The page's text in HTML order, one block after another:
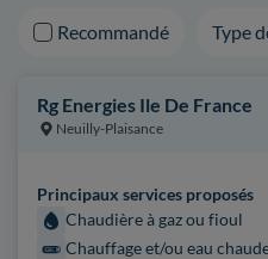
Recommandé Type
Rg Energies Ile De France
Neuilly-Plaisance
Principaux services proposés
Chaudière à gaz ou fioul
Chauffage et/ou eau